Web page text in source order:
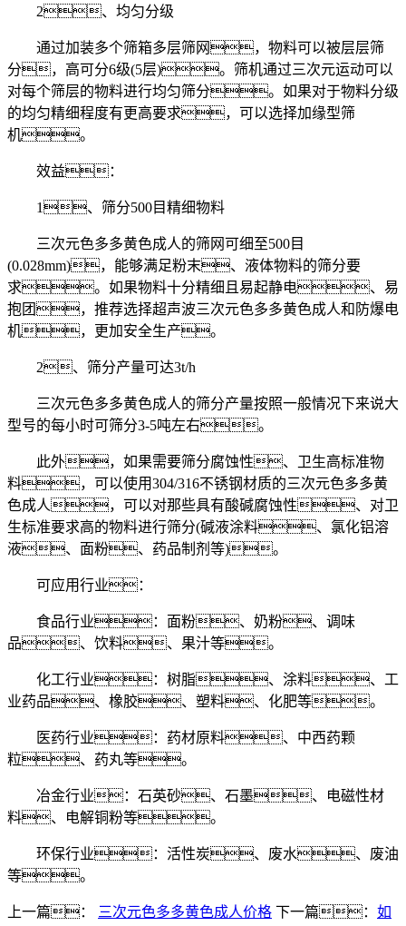
2、均匀分级
通过加装多个筛箱多层筛网，物料可以被层层筛
分，高可分6级(5层)。筛机通过三次元运动可以
对每个筛层的物料进行均匀筛分。如果对于物料分级
的均匀精细程度有更高要求，可以选择加缘型筛
机。
效益：
1、筛分500目精细物料
三次元色多多黄色成人的筛网可细至500目
(0.028mm)，能够满足粉末、液体物料的筛分要
求。如果物料十分精细且易起静电、易
抱团，推荐选择超声波三次元色多多黄色成人和防爆电
机，更加安全生产。
2、筛分产量可达3t/h
三次元色多多黄色成人的筛分产量按照一般情况下来说大
型号的每小时可筛分3-5吨左右。
此外，如果需要筛分腐蚀性、卫生高标准物
料，可以使用304/316不锈钢材质的三次元色多多黄
色成人，可以对那些具有酸碱腐蚀性、对卫
生标准要求高的物料进行筛分(碱液涂料、氯化铝溶
液、面粉、药品制剂等)。
可应用行业：
食品行业：面粉、奶粉、调味
品、饮料、果汁等。
化工行业：树脂、涂料、工
业药品、橡胶、塑料、化肥等。
医药行业：药材原料、中西药颗
粒、药丸等。
冶金行业：石英砂、石墨、电磁性材
料、电解铜粉等。
环保行业：活性炭、废水、废油
等。
上一篇： 三次元色多多黄色成人价格 下一篇： 如